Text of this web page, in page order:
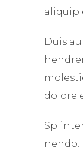
aliquip
Duis
dolore
nendo.